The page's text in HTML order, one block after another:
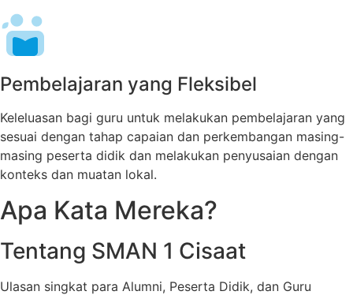
Pembelajaran yang Fleksibel
Keleluasan bagi guru untuk melakukan pembelajaran yang
sesuai dengan tahap capaian dan perkembangan masing-
masing peserta didik dan melakukan penyusaian dengan
konteks dan muatan lokal.
Apa Kata Mereka?
Tentang SMAN 1 Cisaat
Ulasan singkat para Alumni, Peserta Didik, dan Guru